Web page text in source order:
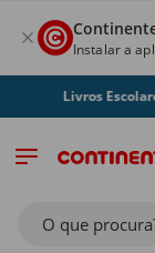
Instalar a
Livros Escolares!
O que